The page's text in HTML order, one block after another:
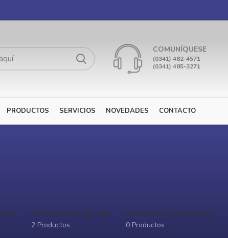
COMUNÍQUESE
(0341) 482-4571
(0341) 485-3271
PRODUCTOS SERVICIOS NOVEDADES CONTACTO
EXTRACTORES DE AIRE
2 Productos
GRUPOS ELECTRÓGENOS
0 Productos